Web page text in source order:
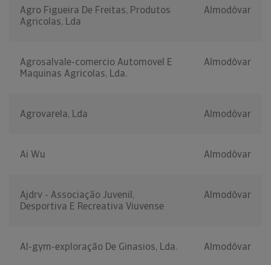
Agro Figueira De Freitas, Produtos
Agricolas, Lda
Almodôvar
Agrosalvale-comercio Automovel E
Maquinas Agricolas, Lda.
Almodôvar
Agrovarela, Lda Almodôvar
Ai Wu Almodôvar
Ajdrv - Associação Juvenil,
Desportiva E Recreativa Viuvense
Almodôvar
Al-gym-exploração De Ginasios, Lda. Almodôvar